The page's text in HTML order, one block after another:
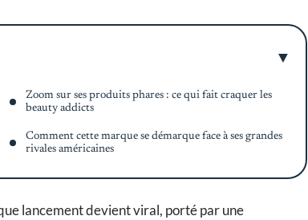
Zoom sur ses produits phares : ce qui fait craquer les
beauty addicts
Comment cette marque se démarque face à ses grandes
rivales américaines
lancement devient viral, porté par une